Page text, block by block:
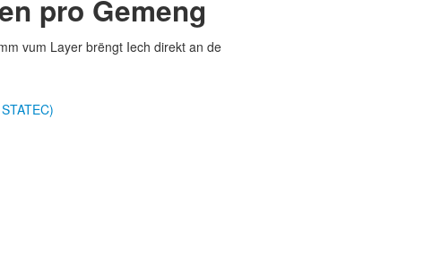
pro Gemeng
vum Layer brëngt Iech direkt an de